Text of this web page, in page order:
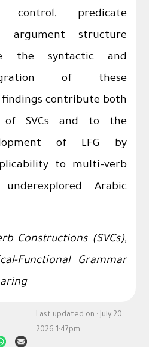
control, predicate
argument structure
the syntactic and
of these
contribute both
SVCs and to the
of LFG by
to multi-verb
Arabic
Constructions (SVCs),
Functional Grammar
Last updated on : July 20,
2026 1:47pm